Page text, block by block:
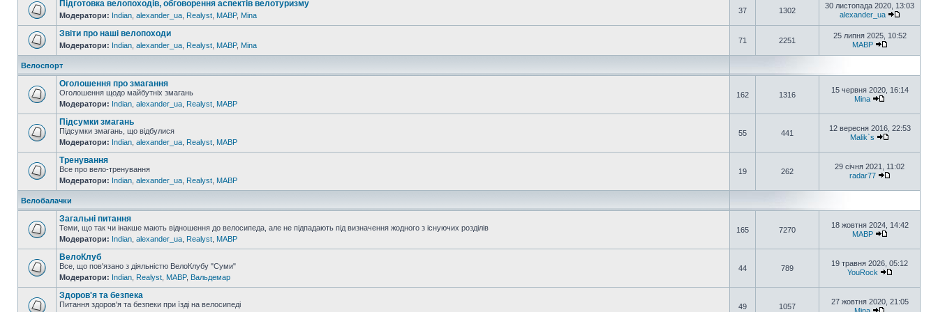
Підготовка велопоходів, обговорення аспектів велотуризму
Модератори: Indian alexander_ua Realyst MABP, Mina
37 1302
30 листопада 2020, 13:03
alexander_ua
Звіти про наші велопоходи
Модератори: Indian alexander_ua Realyst MABP, Mina
71 2251
25 липня 2025, 10:52
MABP
Велоспорт
Оголошення про змагання
Оголошення щодо майбутніх змагань
Модератори: Indian alexander_ua Realyst MABP
162 1316
15 червня 2020, 16:14
Mina
Підсумки змагань
Підсумки змагань, що відбулися
Модератори: Indian alexander_ua Realyst MABP
55 441
12 вересня 2016, 22:53
Malik`s
Тренування
Все про вело-тренування
Модератори: Indian alexander_ua Realyst MABP
19 262
29 січня 2021, 11:02
radar77
Велобалачки
Загальні питання
Теми, що так чи інакше мають відношення до велосипеда, але не підпадають під визначення жодного з існуючих розділів
Модератори: Indian alexander_ua Realyst MABP
165 7270
18 жовтня 2024, 14:42
MABP
ВелоКлуб
Все, що пов'язано з діяльністю ВелоКлубу "Суми"
Модератори: Indian Realyst MABP, Вальдемар
44 789
19 травня 2026, 05:12
YouRock
Здоров'я та безпека
Питання здоров'я та безпеки при їзді на велосипеді
49 1057
27 жовтня 2020, 21:05